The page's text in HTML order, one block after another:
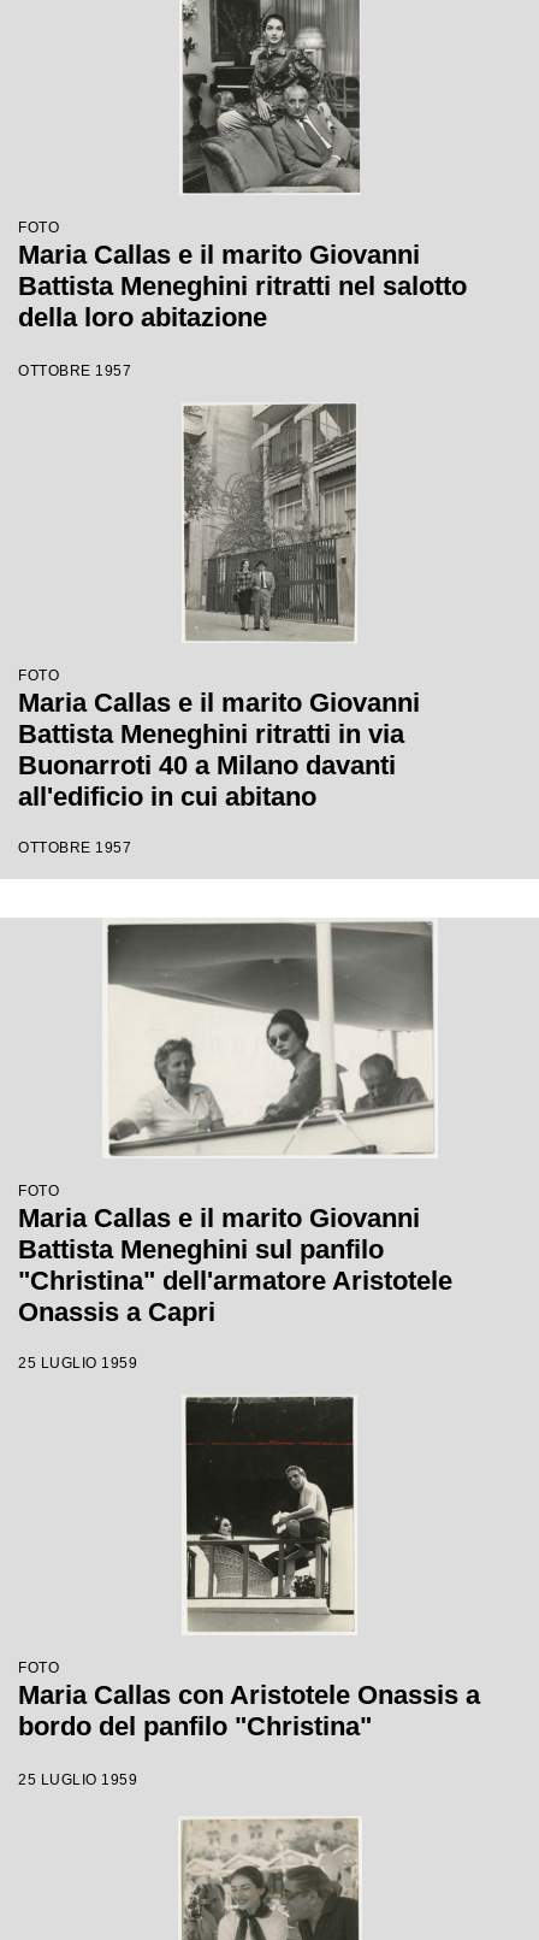
FOTO
Maria Callas e il marito Giovanni
Battista Meneghini ritratti nel salotto
della loro abitazione
OTTOBRE 1957
FOTO
Maria Callas e il marito Giovanni
Battista Meneghini ritratti in via
Buonarroti 40 a Milano davanti
all'edificio in cui abitano
OTTOBRE 1957
FOTO
Maria Callas e il marito Giovanni
Battista Meneghini sul panfilo
"Christina" dell'armatore Aristotele
Onassis a Capri
25 LUGLIO 1959
FOTO
Maria Callas con Aristotele Onassis a
bordo del panfilo "Christina"
25 LUGLIO 1959